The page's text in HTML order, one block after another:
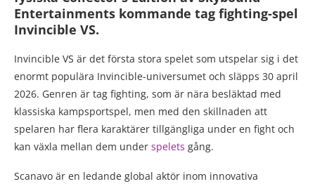
Entertainments kommande tag fighting-spel
Invincible VS.
Invincible VS är det första stora spelet som utspelar sig i det
enormt populära Invincible-universumet och släpps 30 april
2026. Genren är tag fighting, som är nära besläktad med
klassiska kampsportspel, men med den skillnaden att
spelaren har flera karaktärer tillgängliga under en fight och
kan växla mellan dem under spelets gång.
Scanavo är en ledande global aktör inom innovativa